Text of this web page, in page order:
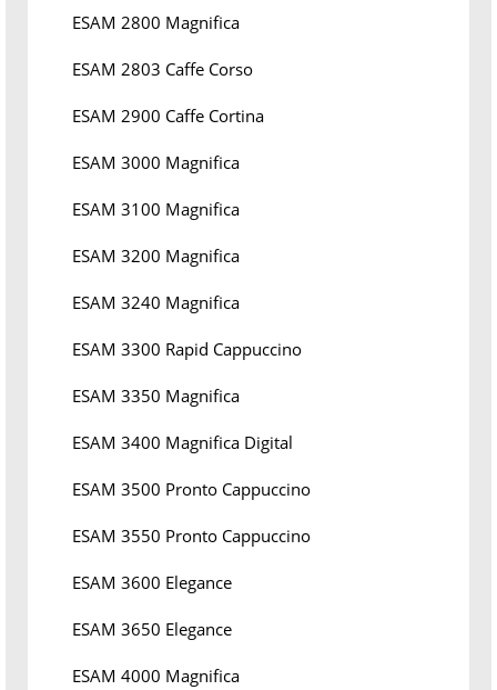
ESAM 2800 Magnifica
ESAM 2803 Caffe Corso
ESAM 2900 Caffe Cortina
ESAM 3000 Magnifica
ESAM 3100 Magnifica
ESAM 3200 Magnifica
ESAM 3240 Magnifica
ESAM 3300 Rapid Cappuccino
ESAM 3350 Magnifica
ESAM 3400 Magnifica Digital
ESAM 3500 Pronto Cappuccino
ESAM 3550 Pronto Cappuccino
ESAM 3600 Elegance
ESAM 3650 Elegance
ESAM 4000 Magnifica